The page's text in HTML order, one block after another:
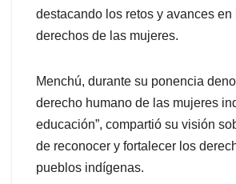
destacando los retos y avances
derechos de las mujeres.
Menchú, durante su ponencia
derecho humano de las mujeres
educación”, compartió su visión
de reconocer y fortalecer los
pueblos indígenas.